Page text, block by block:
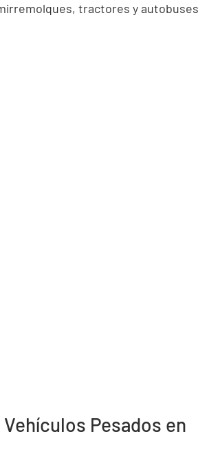
tractores y
Pesados en